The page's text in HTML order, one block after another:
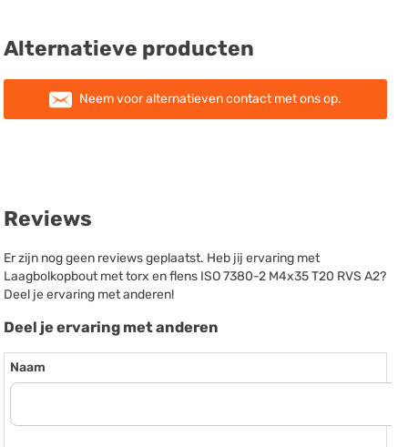
Alternatieve producten
Neem voor alternatieven contact met ons op.
Reviews
Er zijn nog geen reviews geplaatst. Heb jij ervaring met
Laagbolkopbout met torx en flens ISO 7380-2 M4x35 T20 RVS A2?
Deel je ervaring met anderen!
Deel je ervaring met anderen
Naam